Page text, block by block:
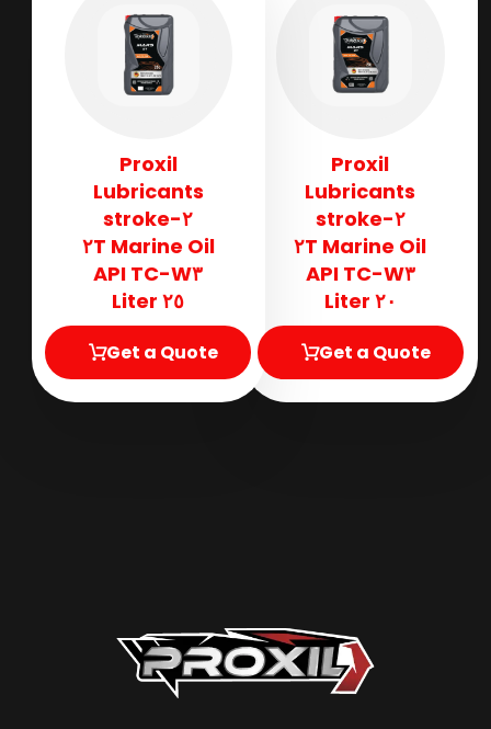
Proxil
Lubricants
٢-stroke
Marine Oil ٢T
API TC-W٣
٢٠ Liter
Get a Quote
Proxil
Lubricants
٢-stroke
Marine Oil ٢T
API TC-W٣
٢٥ Liter
Get a Quote